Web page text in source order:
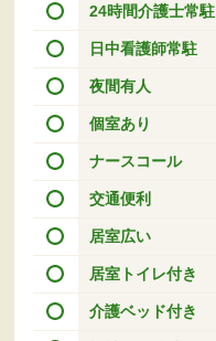
24時間介護士常駐
日中看護師常駐
夜間有人
個室あり
ナースコール
交通便利
居室広い
居室トイレ付き
介護ベッド付き